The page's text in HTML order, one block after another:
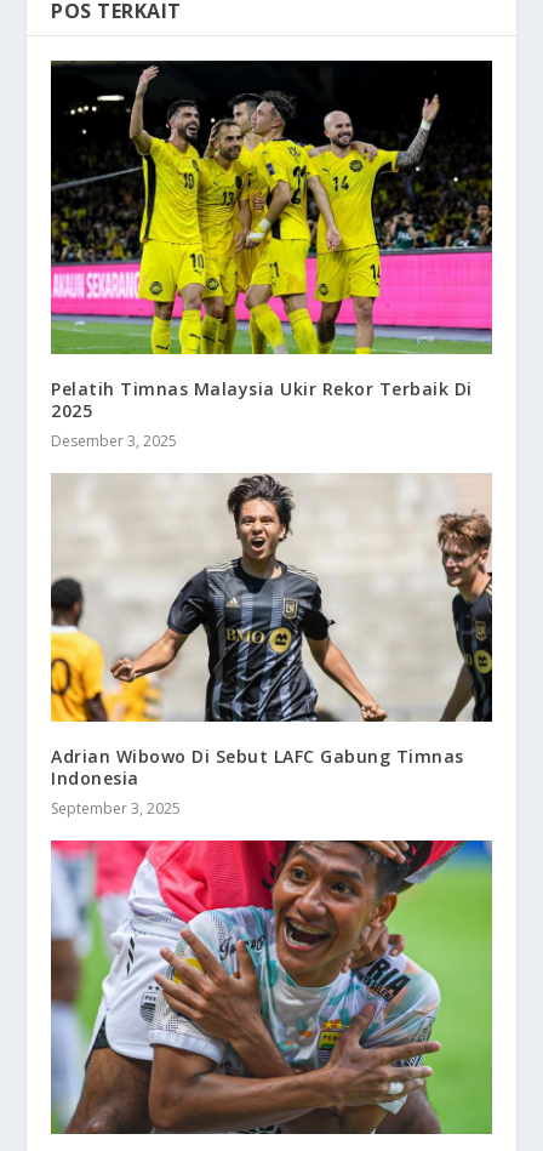
POS TERKAIT
Pelatih Timnas Malaysia Ukir Rekor Terbaik Di
2025
Desember 3, 2025
Adrian Wibowo Di Sebut LAFC Gabung Timnas
Indonesia
September 3, 2025